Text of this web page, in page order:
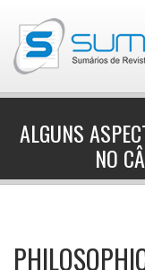
ALGUNS
NO